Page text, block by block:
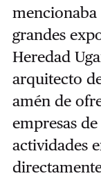
mencionaba
grandes
Heredad
arquitecto
amén de
empresas
actividades